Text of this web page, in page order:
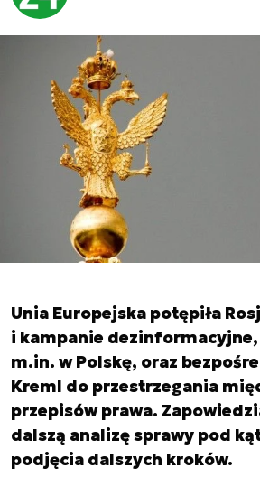
Unia Europejska potępiła
i kampanie
m.in. w Polskę, oraz
Kreml do przestrzegania
przepisów prawa.
dalszą analizę sprawy pod
podjęcia dalszych kroków.